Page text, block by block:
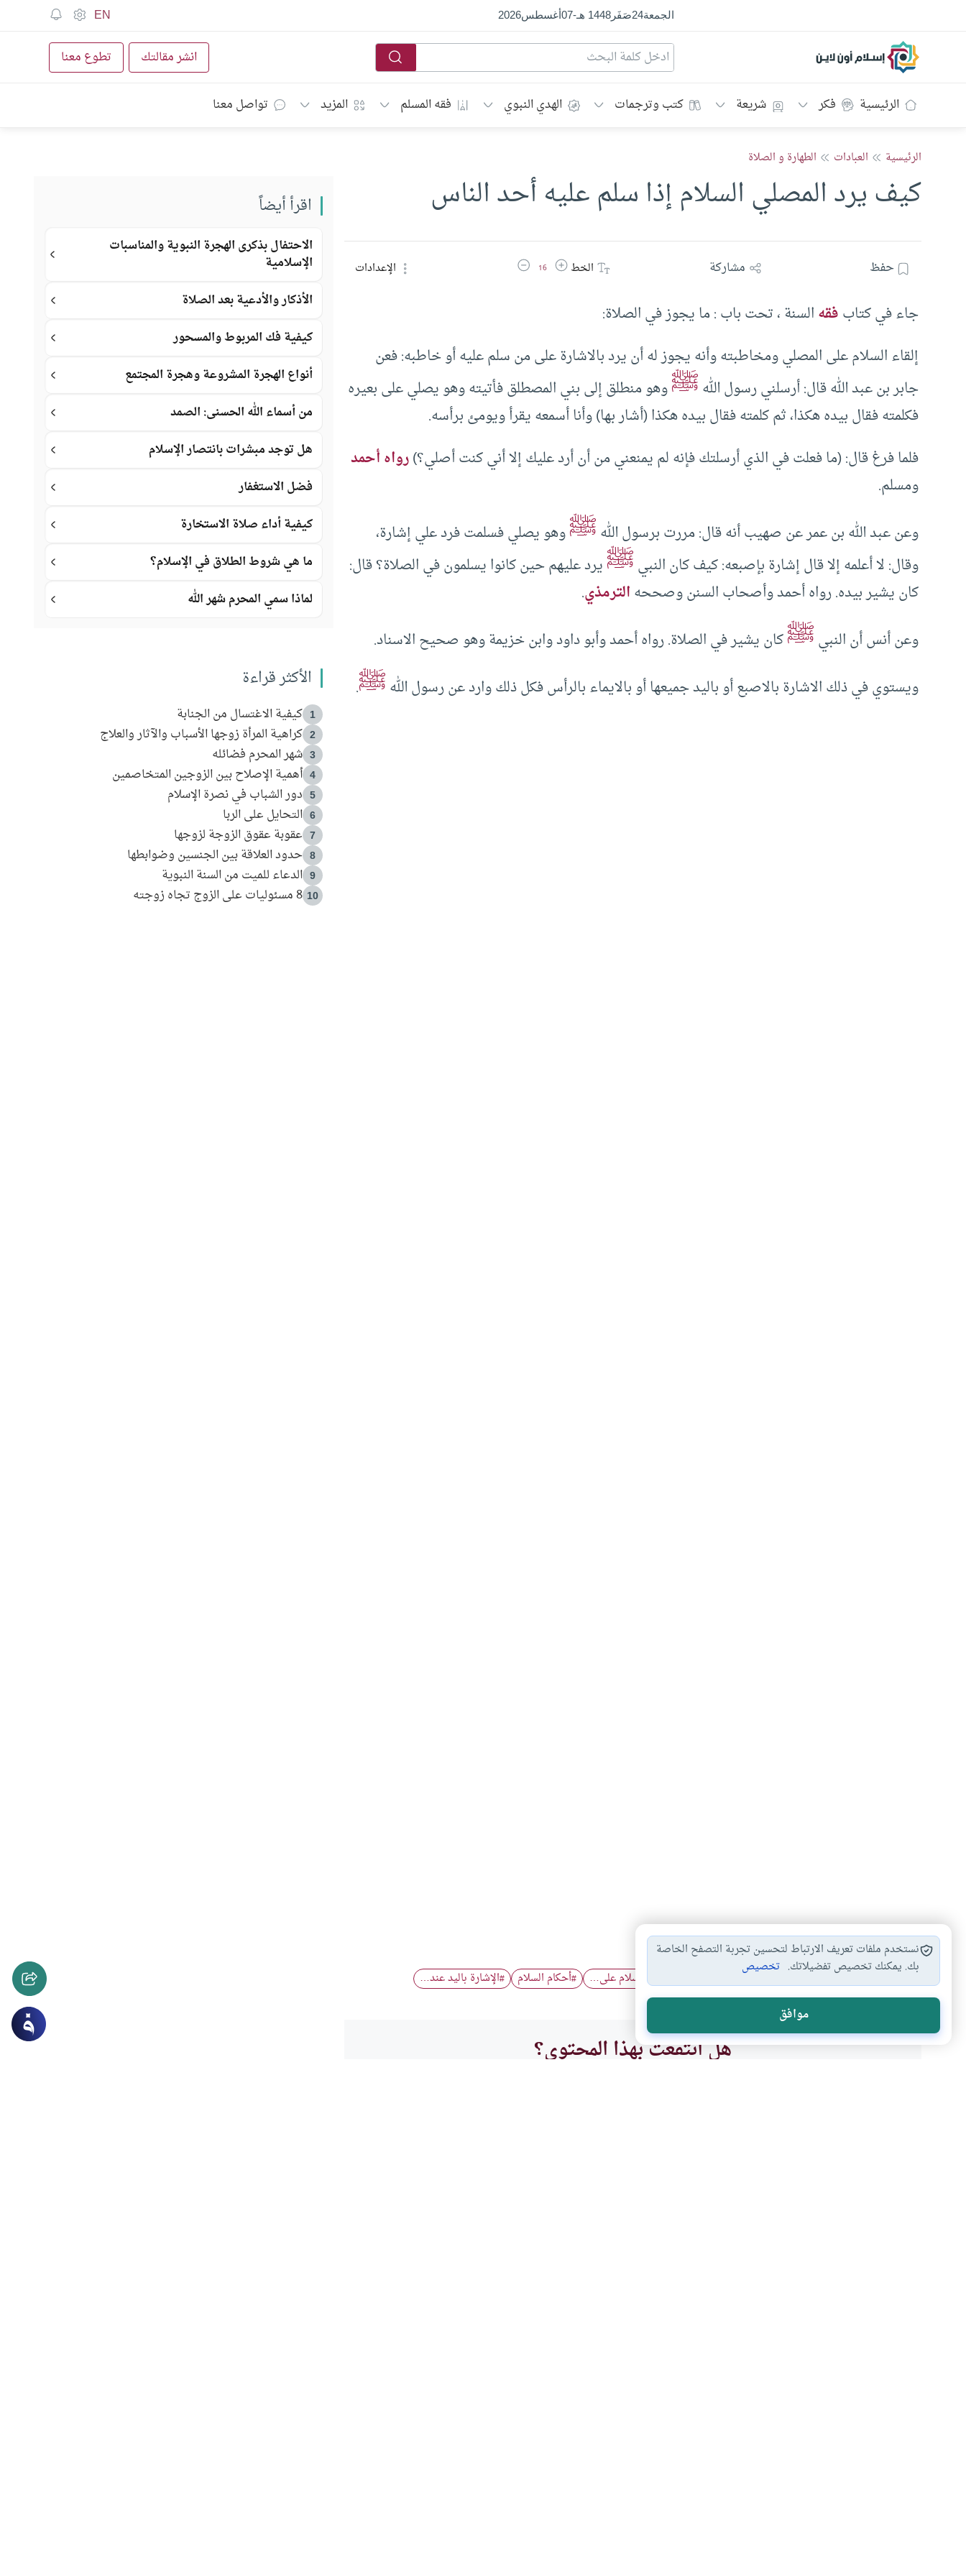
الجمعة24صَفَر1448 هـ -
07أغسطس2026
EN
إسلام أون لاين انشر مقالتك تطوع معنا
الرئيسية فكر شريعة كتب وترجمات الهدي النبوي فقه المسلم المزيد تواصل معنا
الرئيسية العبادات الطهارة و الصلاة
كيف يرد المصلي السلام إذا سلم عليه أحد الناس
حفظ مشاركة الخطزيادة حجم الخط
16 تقليل حجم الخط الإعدادات
جاء في كتابفقهالسنة ، تحت باب : ما يجوز في الصلاة:
إلقاء السلام على المصلي ومخاطبته وأنه يجوز له أن يرد بالاشارة على من سلم عليه أو خاطبه: فعن
جابر بن عبد الله قال: أرسلني رسول اللهﷺوهو منطلق إلى بني المصطلق فأتيته وهو يصلي على بعيره
فكلمته فقال بيده هكذا، ثم كلمته فقال بيده هكذا (أشار بها) وأنا أسمعه يقرأ ويومئ برأسه.
فلما فرغ قال: (ما فعلت في الذي أرسلتك فإنه لم يمنعني من أن أرد عليك إلا أني كنت أصلي؟)رواه أحمد
ومسلم.
وعن عبد الله بن عمر عن صهيب أنه قال: مررت برسول اللهﷺوهو يصلي فسلمت فرد علي إشارة،
وقال: لا أعلمه إلا قال إشارة بإصبعه: كيف كان النبيﷺيرد عليهم حين كانوا يسلمون في الصلاة؟ قال:
كان يشير بيده. رواه أحمد وأصحاب السنن وصححهالترمذي.
وعن أنس أن النبيﷺكان يشير في الصلاة. رواه أحمد وأبو داود وابن خزيمة وهو صحيح الاسناد.
ويستوي في ذلك الاشارة بالاصبع أو باليد جميعها أو بالايماء بالرأس فكل ذلك وارد عن رسول اللهﷺ.
الخشوع في الصلاة إلقاء السلام على… #أحكام السلام #الإشارة باليد عند…
هل انتفعت بهذا المحتوى؟
اقرأ أيضاً
الاحتفال بذكرى الهجرة النبوية والمناسبات
الإسلامية
الأذكار والأدعية بعد الصلاة
كيفية فك المربوط والمسحور
أنواع الهجرة المشروعة وهجرة المجتمع
من أسماء الله الحسنى: الصمد
هل توجد مبشرات بانتصار الإسلام
فضل الاستغفار
كيفية أداء صلاة الاستخارة
ما هي شروط الطلاق في الإسلام؟
لماذا سمي المحرم شهر الله
الأكثر قراءة
1 كيفية الاغتسال من الجنابة
2 كراهية المرأة زوجها الأسباب والآثار والعلاج
3 شهر المحرم فضائله
4 أهمية الإصلاح بين الزوجين المتخاصمين
5 دور الشباب في نصرة الإسلام
6 التحايل على الربا
7 عقوبة عقوق الزوجة لزوجها
8 حدود العلاقة بين الجنسين وضوابطها
9 الدعاء للميت من السنة النبوية
10 8 مسئوليات على الزوج تجاه زوجته
نستخدم ملفات تعريف الارتباط لتحسين تجربة التصفح الخاصة
بك. يمكنك تخصيص تفضيلاتك. تخصيص
موافق